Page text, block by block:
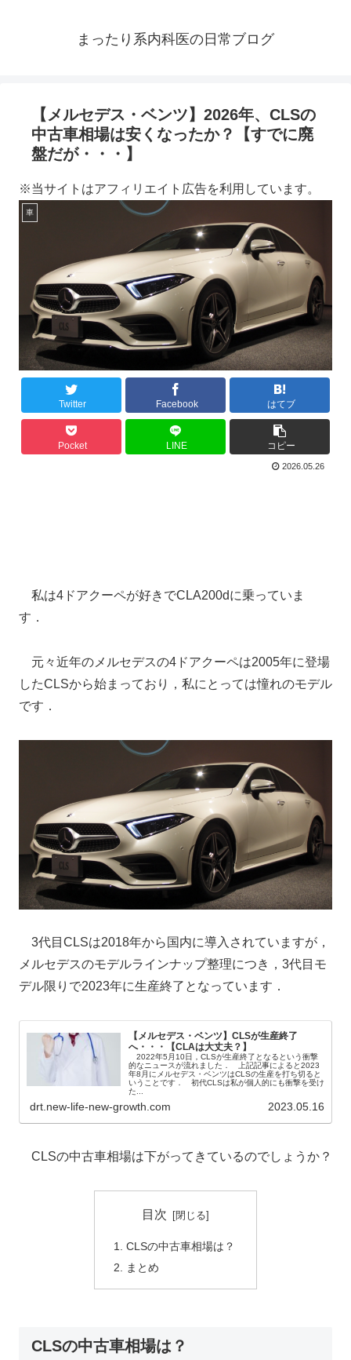
まったり系内科医の日常ブログ
【メルセデス・ベンツ】2026年、CLSの
中古車相場は安くなったか？【すでに廃
盤だが・・・】
※当サイトはアフィリエイト広告を利用しています。
車
Twitter Facebook はてブ
Pocket LINE コピー
2026.05.26
私は4ドアクーペが好きでCLA200dに乗っていま
す．
元々近年のメルセデスの4ドアクーペは2005年に登場
したCLSから始まっており，私にとっては憧れのモデル
です．
3代目CLSは2018年から国内に導入されていますが，
メルセデスのモデルラインナップ整理につき，3代目モ
デル限りで2023年に生産終了となっています．
【メルセデス・ベンツ】CLSが生産終了
へ・・・【CLAは大丈夫？】
2022年5月10日，CLSが生産終了となるという衝撃
的なニュースが流れました． 上記記事によると2023
年8月にメルセデス・ベンツはCLSの生産を打ち切ると
いうことです． 初代CLSは私が個人的にも衝撃を受け
た...
drt.new-life-new-growth.com 2023.05.16
CLSの中古車相場は下がってきているのでしょうか？
目次
CLSの中古車相場は？
まとめ
CLSの中古車相場は？